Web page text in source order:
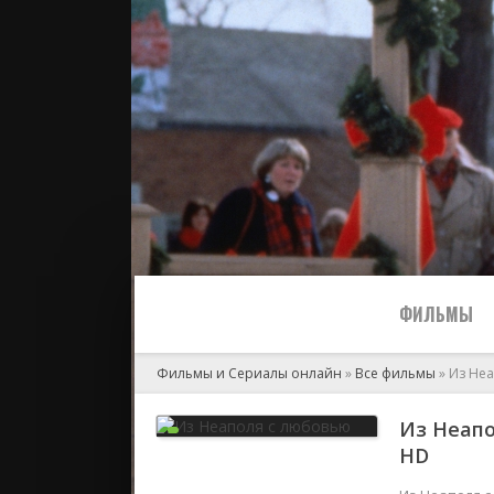
ФИЛЬМЫ
2024
Фильмы и Сериалы онлайн » Все фильмы » Из
Из
HD